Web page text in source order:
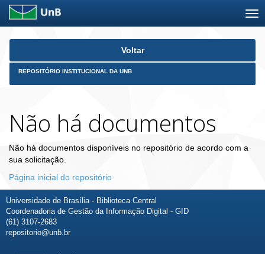
Skip
Voltar
REPOSITÓRIO INSTITUCIONAL DA UNB
Não há documentos
Não há documentos disponíveis no repositório de acordo com a
sua solicitação.
Página inicial do repositório
Universidade de Brasília - Biblioteca Central
Coordenadoria de Gestão da Informação Digital - GID
(61) 3107-2683
repositorio@unb.br